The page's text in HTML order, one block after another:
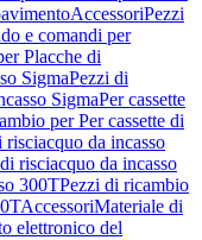
AccessoriPezzi
e comandi per
Placche di
SigmaPezzi di
SigmaPer cassette
per Per cassette di
risciacquo da incasso
risciacquo da incasso
300TPezzi di ricambio
AccessoriMateriale di
elettronico del